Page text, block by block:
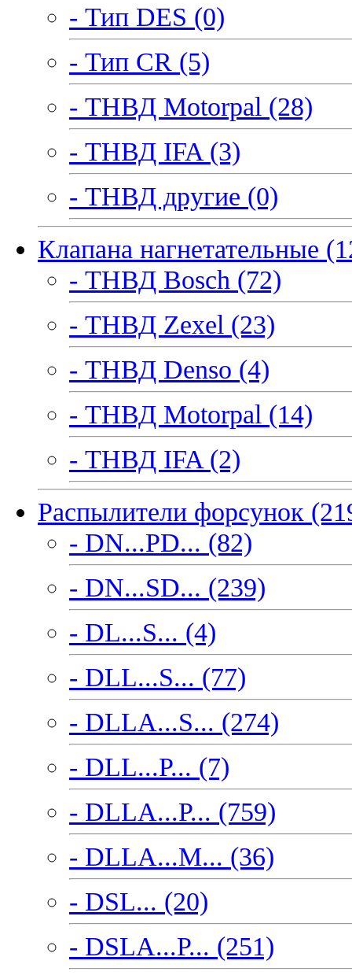
- Тип DES (0)
- Тип CR (5)
- ТНВД Motorpal (28)
- ТНВД IFA (3)
- ТНВД другие (0)
Клапана нагнетательные
- ТНВД Bosch (72)
- ТНВД Zexel (23)
- ТНВД Denso (4)
- ТНВД Motorpal (14)
- ТНВД IFA (2)
Распылители форсунок
- DN...PD... (82)
- DN...SD... (239)
- DL...S... (4)
- DLL...S... (77)
- DLLA...S... (274)
- DLL...P... (7)
- DLLA...P... (759)
- DLLA...M... (36)
- DSL... (20)
- DSLA...P... (251)